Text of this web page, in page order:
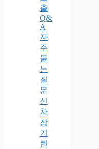
출
Q&
A
자
주
묻
는
질
문
신
차
장
기
렌